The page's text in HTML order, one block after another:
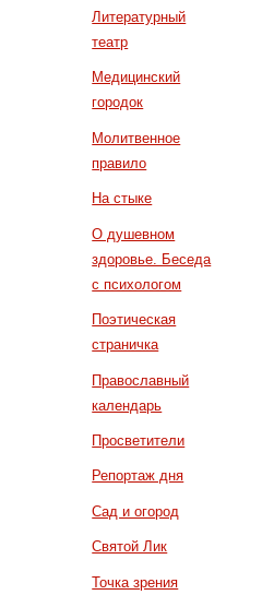
Литературный
театр
Медицинский
городок
Молитвенное
правило
На стыке
О душевном
здоровье. Беседа
с психологом
Поэтическая
страничка
Православный
календарь
Просветители
Репортаж дня
Сад и огород
Святой Лик
Точка зрения